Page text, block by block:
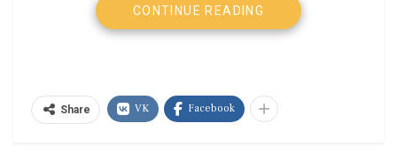
geopolítica en Oriente Medio y bajo el peso del
veto migratorio y las hostilidades políticas del
Según el presidente de la federación, Mehdi Taj,
Irán planteó diez exigencias que abarcan desde
CONTINUE READING
Share VK Facebook